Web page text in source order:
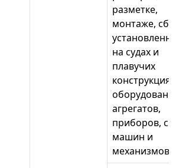
разметке,
монтаже,
на судах и
плавучих
конструкциях
агрегатов,
приборов,
машин и
механизмов